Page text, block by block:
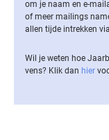
om je naam en e-
of meer mailings
allen tijde intrekken
Wil je weten hoe
vens? Klik dan hier